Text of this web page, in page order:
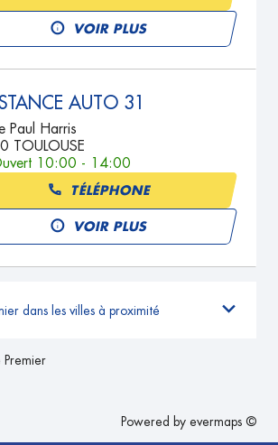
VOIR PLUS
AUTO 31
Paul Harris
TOULOUSE
10:00 - 14:00
TÉLÉPHONE
VOIR PLUS
dans les villes à proximité
Premier
Powered by evermaps ©